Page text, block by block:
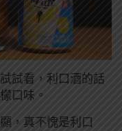
試看，利口酒的話
口味。
，真不愧是利口